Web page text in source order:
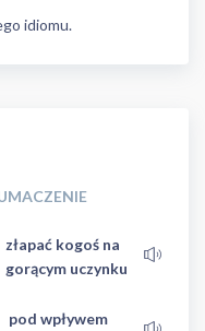
idiomu.
złapać kogoś na
gorącym uczynku
pod wpływem